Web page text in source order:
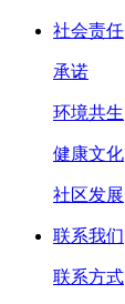
社会责任
承诺
环境共生
健康文化
社区发展
联系我们
联系方式